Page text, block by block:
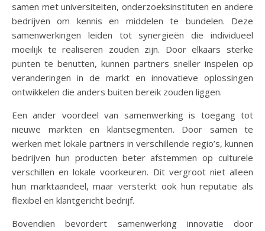
samen met universiteiten, onderzoeksinstituten en andere
bedrijven om kennis en middelen te bundelen. Deze
samenwerkingen leiden tot synergieën die individueel
moeilijk te realiseren zouden zijn. Door elkaars sterke
punten te benutten, kunnen partners sneller inspelen op
veranderingen in de markt en innovatieve oplossingen
ontwikkelen die anders buiten bereik zouden liggen.
Een ander voordeel van samenwerking is toegang tot
nieuwe markten en klantsegmenten. Door samen te
werken met lokale partners in verschillende regio’s, kunnen
bedrijven hun producten beter afstemmen op culturele
verschillen en lokale voorkeuren. Dit vergroot niet alleen
hun marktaandeel, maar versterkt ook hun reputatie als
flexibel en klantgericht bedrijf.
Bovendien bevordert samenwerking innovatie door